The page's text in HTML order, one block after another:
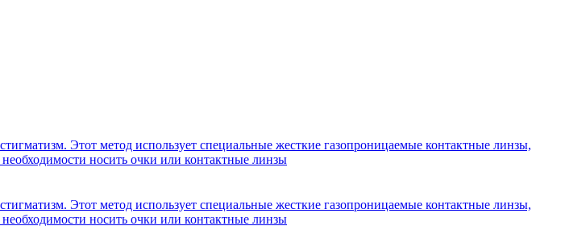
Этот метод использует специальные жесткие газопроницаемые контактные линзы,
носить очки или контактные линзы
Этот метод использует специальные жесткие газопроницаемые контактные линзы,
носить очки или контактные линзы